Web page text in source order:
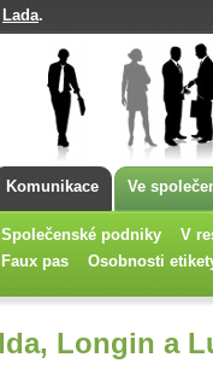
Lada.
Komunikace Ve
Společenské podniky
V
Faux pas
Osobnosti
Ida, Longin a